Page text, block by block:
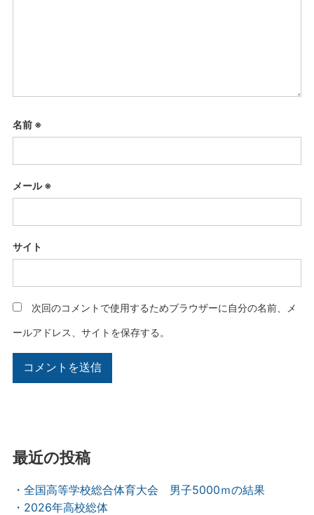
名前 ※
メール※
サイト
次回のコメントで使用するためブラウザーに自分の名前、メ
ールアドレス、サイトを保存する。
最近の投稿
・全国高等学校総合体育大会 男子5000ｍの結果
・2026年高校総体